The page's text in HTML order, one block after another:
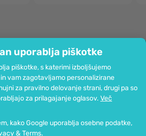
uporablja piškotke
piškotke, s katerimi izboljšujemo
vam zagotavljamo personalizirane
za pravilno delovanje strani, drugi pa so
za prilagajanje oglasov. Več
kako Google uporablja osebne podatke,
& Terms.
Zagotovljena zaščita osebnih podatkov